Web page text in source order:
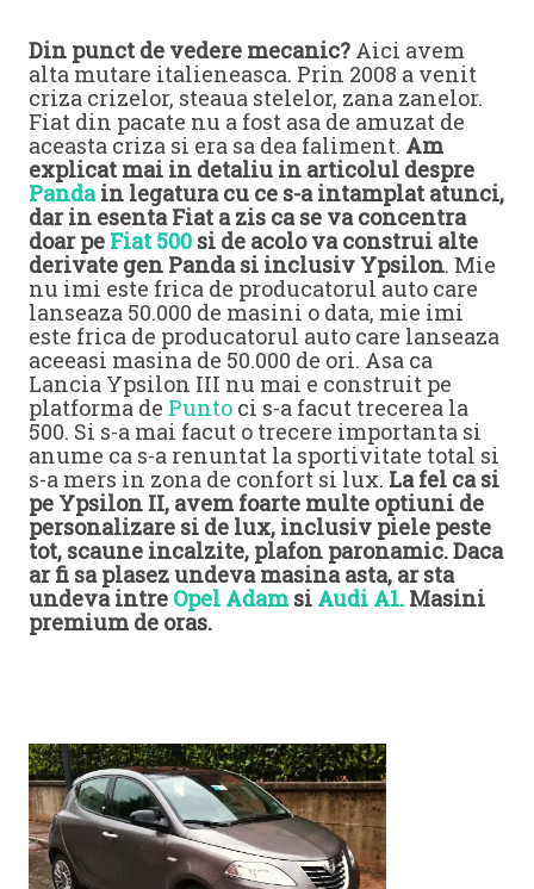
Din punct de vedere mecanic? Aici avem
alta mutare italieneasca. Prin 2008 a venit
criza crizelor, steaua stelelor, zana zanelor.
Fiat din pacate nu a fost asa de amuzat de
aceasta criza si era sa dea faliment. Am
explicat mai in detaliu in articolul despre
Pandain legatura cu ce s-a intamplat atunci,
dar in esenta Fiat a zis ca se va concentra
doar pe Fiat 500 si de acolo va construi alte
derivate gen Panda si inclusiv Ypsilon. Mie
nu imi este frica de producatorul auto care
lanseaza 50.000 de masini o data, mie imi
este frica de producatorul auto care lanseaza
aceeasi masina de 50.000 de ori. Asa ca
Lancia Ypsilon III nu mai e construit pe
platforma de Punto ci s-a facut trecerea la
500. Si s-a mai facut o trecere importanta si
anume ca s-a renuntat la sportivitate total si
s-a mers in zona de confort si lux. La fel ca si
pe Ypsilon II, avem foarte multe optiuni de
personalizare si de lux, inclusiv piele peste
tot, scaune incalzite, plafon paronamic. Daca
ar fi sa plasez undeva masina asta, ar sta
undeva intre Opel Adam si Audi A1. Masini
premium de oras.